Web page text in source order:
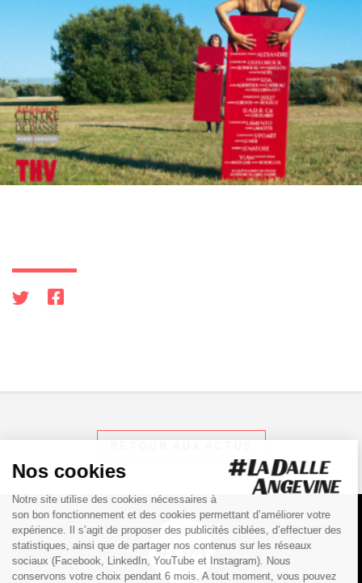
RETOUR AUX ACTUS